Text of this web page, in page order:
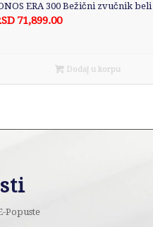
ERA 300 Bežični zvučnik beli
71,899.00
Dodaj u korpu
Popuste